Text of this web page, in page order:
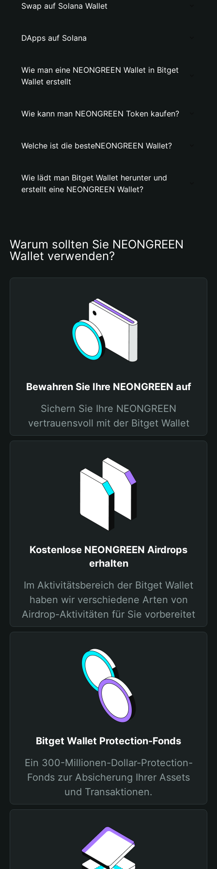
Swap auf Solana Wallet
DApps auf Solana
Wie man eine NEONGREEN Wallet in Bitget
Wallet erstellt
Wie kann man NEONGREEN Token kaufen?
Welche ist die besteNEONGREEN Wallet?
Wie lädt man Bitget Wallet herunter und
erstellt eine NEONGREEN Wallet?
Warum sollten Sie NEONGREEN
Wallet verwenden?
Bewahren Sie Ihre NEONGREEN auf
Sichern Sie Ihre NEONGREEN
vertrauensvoll mit der Bitget Wallet
Kostenlose NEONGREEN Airdrops
erhalten
Im Aktivitätsbereich der Bitget Wallet
haben wir verschiedene Arten von
Airdrop-Aktivitäten für Sie vorbereitet
Bitget Wallet Protection-Fonds
Ein 300-Millionen-Dollar-Protection-
Fonds zur Absicherung Ihrer Assets
und Transaktionen.